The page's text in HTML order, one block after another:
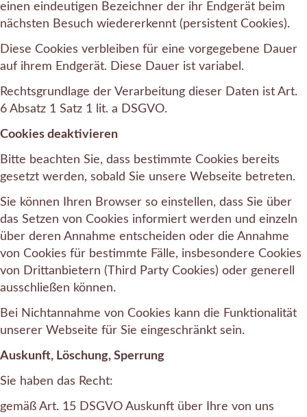
einen eindeutigen Bezeichner der ihr Endgerät beim
nächsten Besuch wiedererkennt (persistent Cookies).
Diese Cookies verbleiben für eine vorgegebene Dauer
auf ihrem Endgerät. Diese Dauer ist variabel.
Rechtsgrundlage der Verarbeitung dieser Daten ist Art.
6 Absatz 1 Satz 1 lit. a DSGVO.
Cookies deaktivieren
Bitte beachten Sie, dass bestimmte Cookies bereits
gesetzt werden, sobald Sie unsere Webseite betreten.
Sie können Ihren Browser so einstellen, dass Sie über
das Setzen von Cookies informiert werden und einzeln
über deren Annahme entscheiden oder die Annahme
von Cookies für bestimmte Fälle, insbesondere Cookies
von Drittanbietern (Third Party Cookies) oder generell
ausschließen können.
Bei Nichtannahme von Cookies kann die Funktionalität
unserer Webseite für Sie eingeschränkt sein.
Auskunft, Löschung, Sperrung
Sie haben das Recht:
gemäß Art. 15 DSGVO Auskunft über Ihre von uns